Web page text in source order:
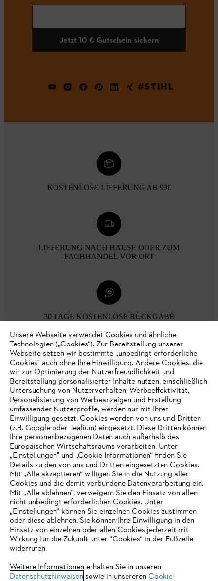
Jetzt 10 € Gutschein sichern
#STIHL
KOSTENLOSE LIEFERUNG AB 99€
LIEFERUNG NACH HAUSE ODER ZUM
FACHHANDEL VOR ORT
30 TAGE KOSTENLOSE RÜCKGABE
Zahlungsmöglichkeiten
Unternehmen
Online Shop
Service
IHR BROWSER WIRD NICHT
UNTERSTÜTZT
eine optimale Nutzung unserer Seite empfehlen wir Ihnen, zu
einem der folgenden Browser zu wechseln:
Unsere Webseite verwendet Cookies und ähnliche
Technologien („Cookies“). Zur Bereitstellung unserer
Webseite setzen wir bestimmte „unbedingt erforderliche
Cookies" auch ohne Ihre Einwilligung. Andere Cookies, die
wir zur Optimierung der Nutzerfreundlichkeit und
Bereitstellung personalisierter Inhalte nutzen, einschließlich
Untersuchung von Nutzerverhalten, Werbeeffektivität,
Personalisierung von Werbeanzeigen und Erstellung
umfassender Nutzerprofile, werden nur mit Ihrer
Einwilligung gesetzt. Cookies werden von uns und Dritten
(z.B. Google oder Tealium) eingesetzt. Diese Dritten können
Ihre personenbezogenen Daten auch außerhalb des
Europäischen Wirtschaftsraums verarbeiten. Unter
„Einstellungen" und „Cookie Informationen“ finden Sie
Details zu den von uns und Dritten eingesetzten Cookies.
Mit „Alle akzeptieren“ willigen Sie in die Nutzung aller
Cookies und die damit verbundene Datenverarbeitung ein.
Mit „Alle ablehnen“, verweigern Sie den Einsatz von allen
nicht unbedingt erforderlichen Cookies. Unter
„Einstellungen“ können Sie einzelnen Cookies zustimmen
oder diese ablehnen. Sie können Ihre Einwilligung in den
Einsatz von einzelnen oder allen Cookies jederzeit mit
Wirkung für die Zukunft unter “Cookies“ in der Fußzeile
widerrufen.
Weitere Informationen erhalten Sie in unseren
Datenschutzhinweisensowie in unsereren Cookie-